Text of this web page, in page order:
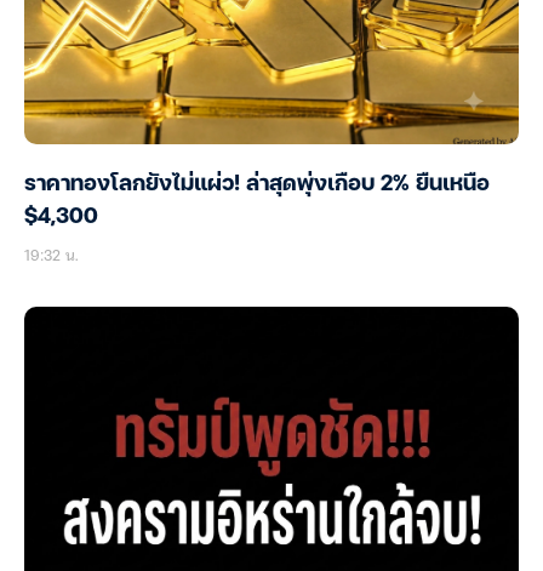
ราคาทองโลกยังไม่แผ่ว! ล่าสุดพุ่งเกือบ 2% ยืนเหนือ
$4,300
19:32 น.